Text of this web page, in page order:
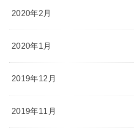
2020年2月
2020年1月
2019年12月
2019年11月